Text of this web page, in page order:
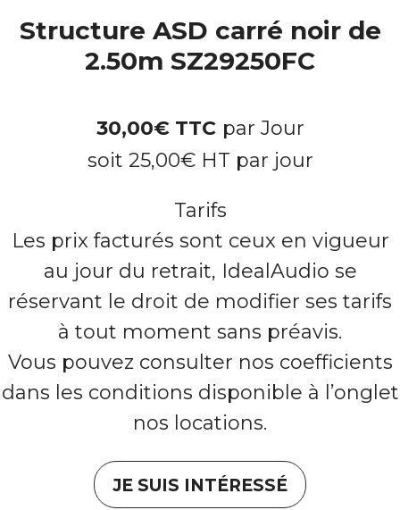
Structure ASD carré noir de
2.50m SZ29250FC
30,00€ TTC par Jour
soit 25,00€HT par jour
Tarifs
Les prix facturés sont ceux en vigueur
au jour du retrait, IdealAudio se
réservant le droit de modifier ses tarifs
à tout moment sans préavis.
Vous pouvez consulter nos coefficients
dans les conditions disponible à l’onglet
nos locations.
JE SUIS INTÉRESSÉ